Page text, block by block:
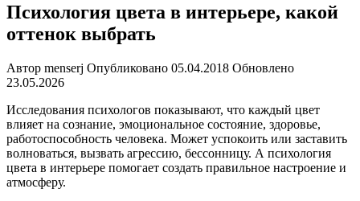
Психология цвета в интерьере, какой
оттенок выбрать
Автор menserj Опубликовано 05.04.2018 Обновлено
23.05.2026
Исследования психологов показывают, что каждый цвет
влияет на сознание, эмоциональное состояние, здоровье,
работоспособность человека. Может успокоить или заставить
волноваться, вызвать агрессию, бессонницу. А психология
цвета в интерьере помогает создать правильное настроение и
атмосферу.